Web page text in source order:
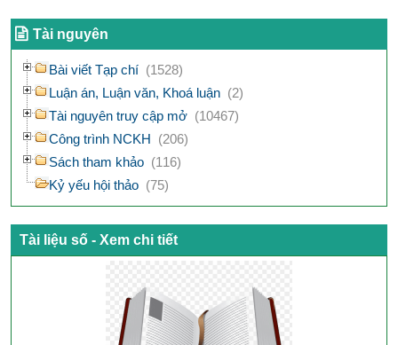
Tài nguyên
Bài viết Tạp chí (1528)
Luận án, Luận văn, Khoá luận (2)
Tài nguyên truy cập mở (10467)
Công trình NCKH (206)
Sách tham khảo (116)
Kỷ yếu hội thảo (75)
Tài liệu số - Xem chi tiết